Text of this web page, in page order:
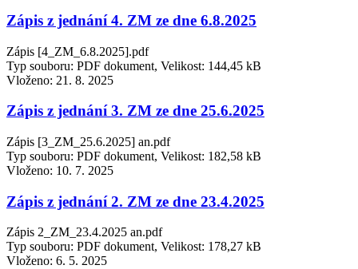
Zápis z jednání 4. ZM ze dne 6.8.2025
Zápis [4_ZM_6.8.2025].pdf
Typ souboru: PDF dokument, Velikost: 144,45 kB
Vloženo: 21. 8. 2025
Zápis z jednání 3. ZM ze dne 25.6.2025
Zápis [3_ZM_25.6.2025] an.pdf
Typ souboru: PDF dokument, Velikost: 182,58 kB
Vloženo: 10. 7. 2025
Zápis z jednání 2. ZM ze dne 23.4.2025
Zápis 2_ZM_23.4.2025 an.pdf
Typ souboru: PDF dokument, Velikost: 178,27 kB
Vloženo: 6. 5. 2025